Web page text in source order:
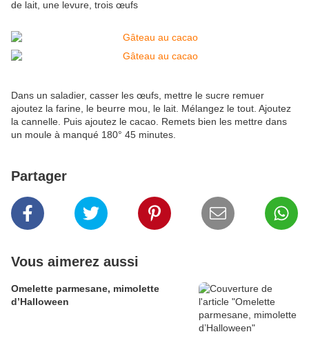
de lait, une levure, trois œufs
Dans un saladier, casser les œufs, mettre le sucre remuer
ajoutez la farine, le beurre mou, le lait. Mélangez le tout. Ajoutez
la cannelle. Puis ajoutez le cacao. Remets bien les mettre dans
un moule à manqué 180° 45 minutes.
Partager
Vous aimerez aussi
Omelette parmesane, mimolette
d’Halloween